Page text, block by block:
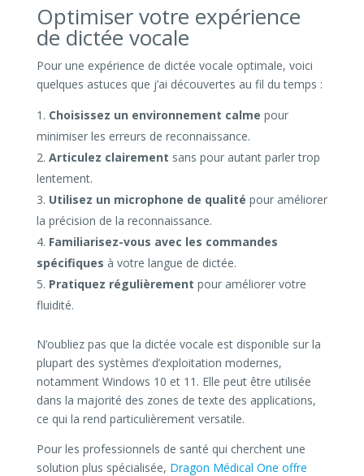
Optimiser votre expérience
de dictée vocale
Pour une expérience de dictée vocale optimale, voici
quelques astuces que j’ai découvertes au fil du temps :
Choisissez un environnement calme pour
minimiser les erreurs de reconnaissance.
Articulez clairement sans pour autant parler trop
lentement.
Utilisez un microphone de qualité pour améliorer
la précision de la reconnaissance.
Familiarisez-vous avec les commandes
spécifiques à votre langue de dictée.
Pratiquez régulièrement pour améliorer votre
fluidité.
N’oubliez pas que la dictée vocale est disponible sur la
plupart des systèmes d’exploitation modernes,
notamment Windows 10 et 11. Elle peut être utilisée
dans la majorité des zones de texte des applications,
ce qui la rend particulièrement versatile.
Pour les professionnels de santé qui cherchent une
solution plus spécialisée, Dragon Médical One offre